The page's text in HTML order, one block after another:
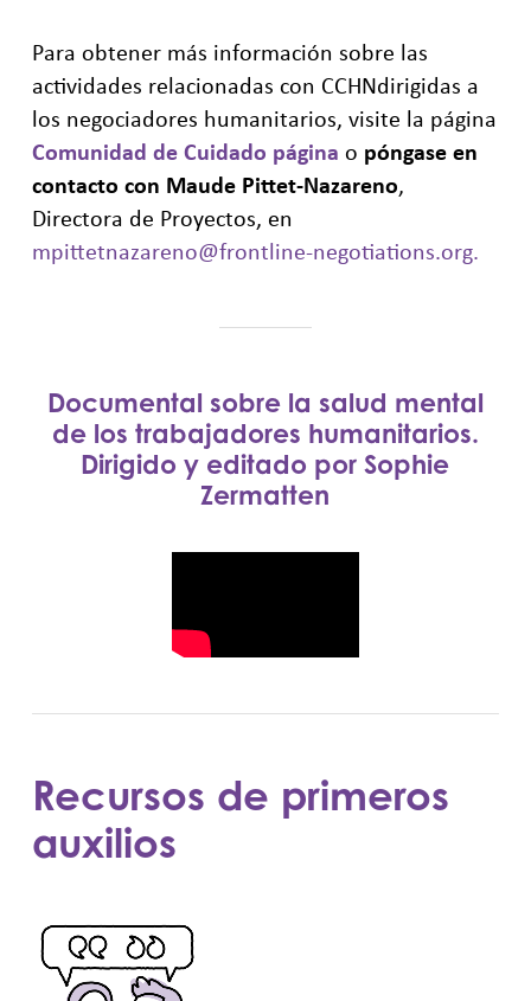
Para obtener más información sobre las
actividades relacionadas con CCHNdirigidas a
los negociadores humanitarios, visite la página
Comunidad de Cuidado página o póngase en
contacto con Maude Pittet-Nazareno,
Directora de Proyectos, en
mpittetnazareno@frontline-negotiations.org.
Documental sobre la salud mental
de los trabajadores humanitarios.
Dirigido y editado por Sophie
Zermatten
Recursos de primeros
auxilios